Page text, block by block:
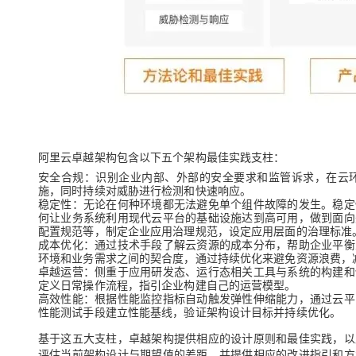
阿里云卓越架构包含以下五个架构最佳实践支柱：
安全合规：识别企业内部、外部的安全要求和监管诉求，在
施，同时持续对威胁进行检测和快速响应。
稳定性：无论在何种环境都无法避免单个组件故障的发生。稳
何让业务系统利用现代云平台的基础设施达到高可用，做到面
配置规范等，制定企业应用治理规范，设定应用层面的治理标准
成本优化：通过技术手段了解云资源的成本分布，帮助企业平
环境和业务需求之间的契合度，通过持续优化来避免资源浪费
卓越运营：侧重于应用研发态、运行态相关工具与系统的构建
定义日常操作流程，指引企业构建自己的运营模型。
高效性能：根据性能监控指标自动触发弹性伸缩能力，通过云
性能测试手段建立性能基线，验证架构设计目标并持续优化。
基于这五大支柱，卓越架构提供相应的设计原则和最佳实践，